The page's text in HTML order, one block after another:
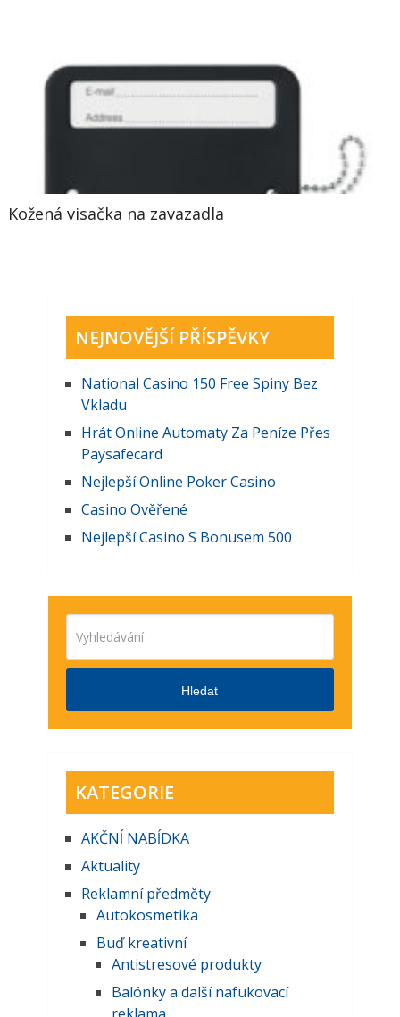
Kožená visačka na zavazadla
NEJNOVĚJŠÍ PŘÍSPĚVKY
National Casino 150 Free Spiny Bez
Vkladu
Hrát Online Automaty Za Peníze Přes
Paysafecard
Nejlepší Online Poker Casino
Casino Ověřené
Nejlepší Casino S Bonusem 500
Hledat
KATEGORIE
AKČNĺ NABĺDKA
Aktuality
Reklamní předměty
Autokosmetika
Buď kreativní
Antistresové produkty
Balónky a další nafukovací